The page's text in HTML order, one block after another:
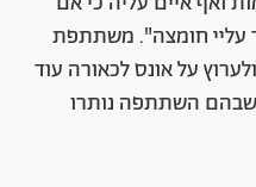
עליי חומצה". משתתפת
על אונס לכאורה עוד
שבהם השתתפה נותרו